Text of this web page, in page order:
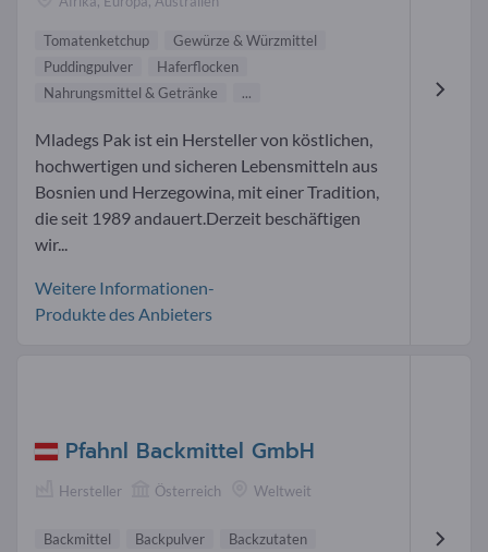
Tomatenketchup
Gewürze & Würzmittel
Puddingpulver
Haferflocken
Nahrungsmittel & Getränke
...
Mladegs Pak ist ein Hersteller von köstlichen,
hochwertigen und sicheren Lebensmitteln aus
Bosnien und Herzegowina, mit einer Tradition,
die seit 1989 andauert.Derzeit beschäftigen
wir...
Weitere Informationen-
Produkte des Anbieters
Pfahnl Backmittel GmbH
Hersteller Österreich Weltweit
Backmittel Backpulver
Backzutaten